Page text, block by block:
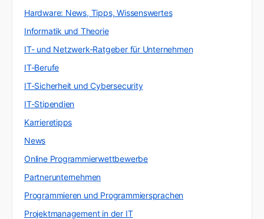
Hardware: News, Tipps, Wissenswertes
Informatik und Theorie
IT- und Netzwerk-Ratgeber für Unternehmen
IT-Berufe
IT-Sicherheit und Cybersecurity
IT-Stipendien
Karrieretipps
News
Online Programmierwettbewerbe
Partnerunternehmen
Programmieren und Programmiersprachen
Projektmanagement in der IT